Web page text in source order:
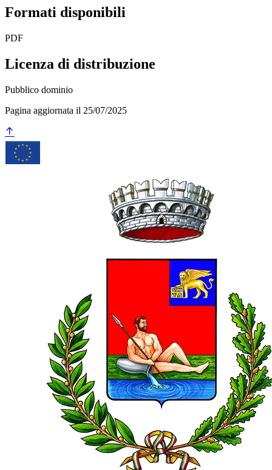
Formati disponibili
PDF
Licenza di distribuzione
Pubblico dominio
Pagina aggiornata il 25/07/2025